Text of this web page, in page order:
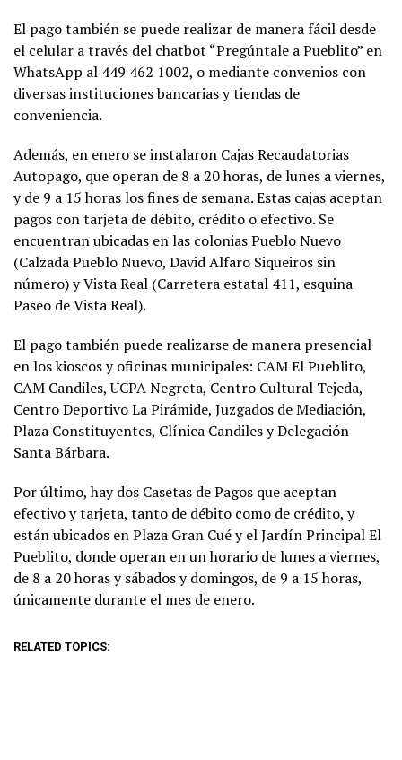
El pago también se puede realizar de manera fácil desde
el celular a través del chatbot “Pregúntale a Pueblito” en
WhatsApp al 449 462 1002, o mediante convenios con
diversas instituciones bancarias y tiendas de
conveniencia.
Además, en enero se instalaron Cajas Recaudatorias
Autopago, que operan de 8 a 20 horas, de lunes a viernes,
y de 9 a 15 horas los fines de semana. Estas cajas aceptan
pagos con tarjeta de débito, crédito o efectivo. Se
encuentran ubicadas en las colonias Pueblo Nuevo
(Calzada Pueblo Nuevo, David Alfaro Siqueiros sin
número) y Vista Real (Carretera estatal 411, esquina
Paseo de Vista Real).
El pago también puede realizarse de manera presencial
en los kioscos y oficinas municipales: CAM El Pueblito,
CAM Candiles, UCPA Negreta, Centro Cultural Tejeda,
Centro Deportivo La Pirámide, Juzgados de Mediación,
Plaza Constituyentes, Clínica Candiles y Delegación
Santa Bárbara.
Por último, hay dos Casetas de Pagos que aceptan
efectivo y tarjeta, tanto de débito como de crédito, y
están ubicados en Plaza Gran Cué y el Jardín Principal El
Pueblito, donde operan en un horario de lunes a viernes,
de 8 a 20 horas y sábados y domingos, de 9 a 15 horas,
únicamente durante el mes de enero.
RELATED TOPICS: